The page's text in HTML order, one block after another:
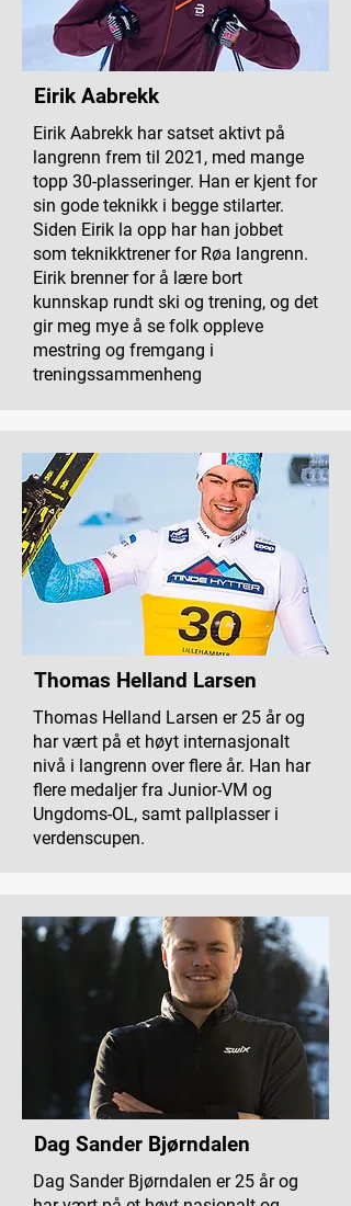
Eirik Aabrekk
Eirik Aabrekk har satset aktivt på
langrenn frem til 2021, med mange
topp 30-plasseringer. Han er kjent for
sin gode teknikk i begge stilarter.
Siden Eirik la opp har han jobbet
som teknikktrener for Røa langrenn.
Eirik brenner for å lære bort
kunnskap rundt ski og trening, og det
gir meg mye å se folk oppleve
mestring og fremgang i
treningssammenheng
Thomas Helland Larsen
Thomas Helland Larsen er 25 år og
har vært på et høyt internasjonalt
nivå i langrenn over flere år. Han har
flere medaljer fra Junior-VM og
Ungdoms-OL, samt pallplasser i
verdenscupen.
Dag Sander Bjørndalen
Dag Sander Bjørndalen er 25 år og